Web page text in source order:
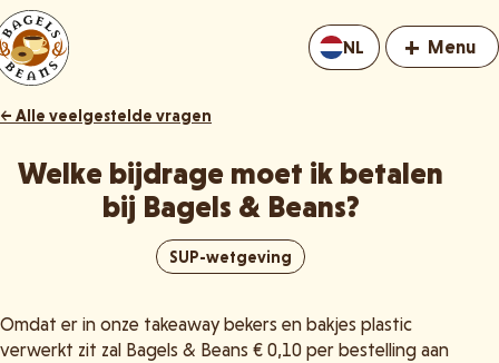
+ Menu
NL
← Alle veelgestelde vragen
Welke bijdrage moet ik betalen
bij Bagels & Beans?
SUP-wetgeving
Omdat er in onze takeaway bekers en bakjes plastic
verwerkt zit zal Bagels & Beans € 0,10 per bestelling aan